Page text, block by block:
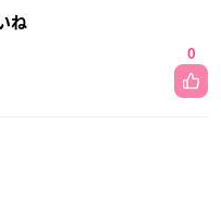
ね
0